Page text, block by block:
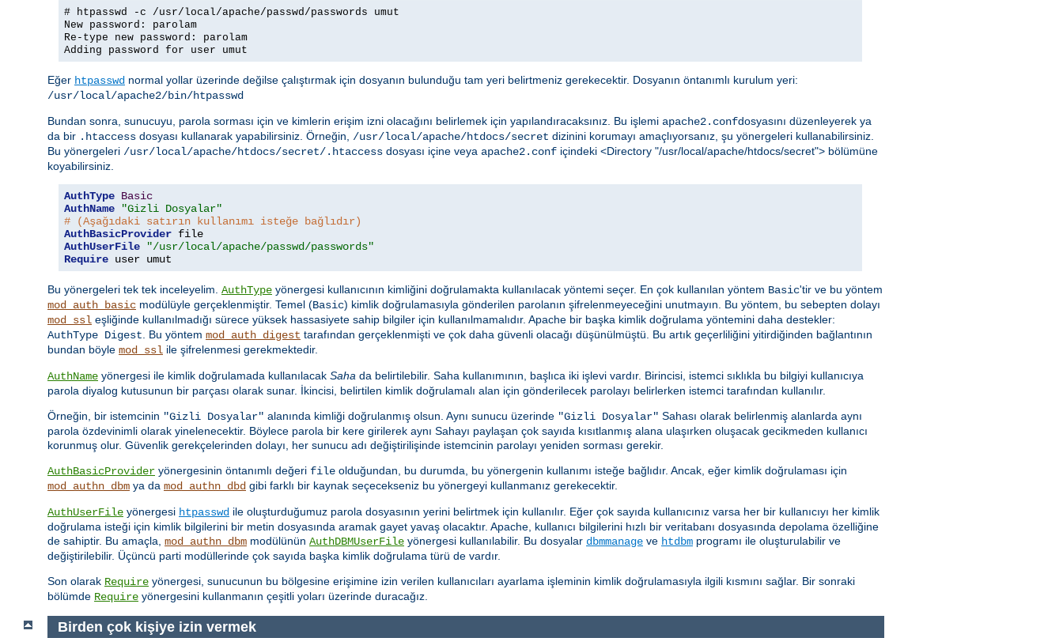
# htpasswd -c /usr/local/apache/passwd/passwords umut
New password: parolam
Re-type new password: parolam
Adding password for user umut
Eğer htpasswd normal yollar üzerinde değilse çalıştırmak için dosyanın bulunduğu tam yeri belirtmeniz gerekecektir. Dosyanın öntanımlı kurulum yeri:
/usr/local/apache2/bin/htpasswd
Bundan sonra, sunucuyu, parola sorması için ve kimlerin erişim izni olacağını belirlemek için yapılandıracaksınız. Bu işlemi apache2.confdosyasını düzenleyerek ya
da bir .htaccess dosyası kullanarak yapabilirsiniz. Örneğin, /usr/local/apache/htdocs/secret dizinini korumayı amaçlıyorsanız, şu yönergeleri kullanabilirsiniz.
Bu yönergeleri /usr/local/apache/htdocs/secret/.htaccess dosyası içine veya apache2.conf içindeki <Directory "/usr/local/apache/htdocs/secret"> bölümüne
koyabilirsiniz.
AuthType Basic
AuthName
"Gizli Dosyalar"
# (Aşağıdaki satırın kullanımı isteğe bağlıdır)
AuthBasicProvider
AuthUserFile
"/usr/local/apache/passwd/passwords"
Require user umut
Bu yönergeleri tek tek inceleyelim. AuthType yönergesi kullanıcının kimliğini doğrulamakta kullanılacak yöntemi seçer. En çok kullanılan yöntem Basic'tir ve bu yöntem
mod_auth_basic modülüyle gerçeklenmiştir. Temel (Basic) kimlik doğrulamasıyla gönderilen parolanın şifrelenmeyeceğini unutmayın. Bu yöntem, bu sebepten dolayı
mod_ssl eşliğinde kullanılmadığı sürece yüksek hassasiyete sahip bilgiler için kullanılmamalıdır. Apache bir başka kimlik doğrulama yöntemini daha destekler:
AuthType Digest . Bu yöntem mod_auth_digest tarafından gerçeklenmişti ve çok daha güvenli olacağı düşünülmüştü. Bu artık geçerliliğini yitirdiğinden bağlantının
bundan böyle mod_ssl ile şifrelenmesi gerekmektedir.
AuthName yönergesi ile kimlik doğrulamada kullanılacak Saha da belirtilebilir. Saha kullanımının, başlıca iki işlevi vardır. Birincisi, istemci sıklıkla bu bilgiyi kullanıcıya
parola diyalog kutusunun bir parçası olarak sunar. İkincisi, belirtilen kimlik doğrulamalı alan için gönderilecek parolayı belirlerken istemci tarafından kullanılır.
Örneğin, bir istemcinin "Gizli Dosyalar" alanında kimliği doğrulanmış olsun. Aynı sunucu üzerinde "Gizli Dosyalar" Sahası olarak belirlenmiş alanlarda aynı
parola özdevinimli olarak yinelenecektir. Böylece parola bir kere girilerek aynı Sahayı paylaşan çok sayıda kısıtlanmış alana ulaşırken oluşacak gecikmeden kullanıcı
korunmuş olur. Güvenlik gerekçelerinden dolayı, her sunucu adı değiştirilişinde istemcinin parolayı yeniden sorması gerekir.
AuthBasicProvider yönergesinin öntanımlı değeri file olduğundan, bu durumda, bu yönergenin kullanımı isteğe bağlıdır. Ancak, eğer kimlik doğrulaması için
mod_authn_dbm ya da mod_authn_dbd gibi farklı bir kaynak seçecekseniz bu yönergeyi kullanmanız gerekecektir.
AuthUserFile yönergesi htpasswd ile oluşturduğumuz parola dosyasının yerini belirtmek için kullanılır. Eğer çok sayıda kullanıcınız varsa her bir kullanıcıyı her kimlik
doğrulama isteği için kimlik bilgilerini bir metin dosyasında aramak gayet yavaş olacaktır. Apache, kullanıcı bilgilerini hızlı bir veritabanı dosyasında depolama özelliğine
de sahiptir. Bu amaçla, mod_authn_dbm modülünün AuthDBMUserFile yönergesi kullanılabilir. Bu dosyalar dbmmanage ve htdbm programı ile oluşturulabilir ve
değiştirilebilir. Üçüncü parti modüllerinde çok sayıda başka kimlik doğrulama türü de vardır.
Son olarak Require yönergesi, sunucunun bu bölgesine erişimine izin verilen kullanıcıları ayarlama işleminin kimlik doğrulamasıyla ilgili kısmını sağlar. Bir sonraki
bölümde Require yönergesini kullanmanın çeşitli yoları üzerinde duracağız.
Birden çok kişiye izin vermek